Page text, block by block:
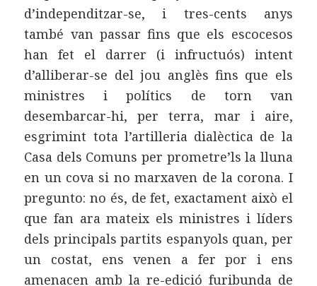
d’independitzar-se, i tres-cents anys
també van passar fins que els escocesos
han fet el darrer (i infructuós) intent
d’alliberar-se del jou anglès fins que els
ministres i polítics de torn van
desembarcar-hi, per terra, mar i aire,
esgrimint tota l’artilleria dialèctica de la
Casa dels Comuns per prometre’ls la lluna
en un cova si no marxaven de la corona. I
pregunto: no és, de fet, exactament això el
que fan ara mateix els ministres i líders
dels principals partits espanyols quan, per
un costat, ens venen a fer por i ens
amenacen amb la re-edició furibunda de